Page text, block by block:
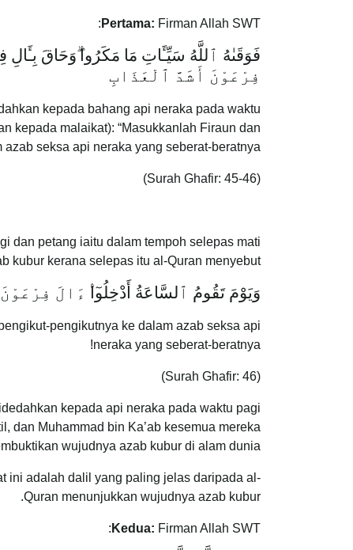
Pertama: Firman Allah SWT:
فَوَقَىٰهُ ٱللَّهُ سَيِّـَٔاتِ مَا مَكَرُوا وَحَاقَ
فِرْعَوْنَ أَشَدَّ ٱلْعَذَابِ
kepada bahang api neraka pada waktu
kepada malaikat): “Masukkanlah Firaun dan
seksa api neraka yang seberat-beratnya!”
(Surah Ghafir: 45-46)
dan petang iaitu dalam tempoh selepas mati
kubur kerana selepas itu al-Quran menyebut:
وَيَوْمَ تَقُومُ ٱلسَّاعَةُ أَدْخِلُوا ءَالَ
pengikutnya ke dalam azab seksa api
neraka yang seberat-beratnya!
(Surah Ghafir: 46)
kepada api neraka pada waktu pagi
dan Muhammad bin Ka’ab kesemua mereka
wujudnya azab kubur di alam dunia.
ini adalah dalil yang paling jelas daripada al-
Quran menunjukkan wujudnya azab kubur.
Kedua: Firman Allah SWT: